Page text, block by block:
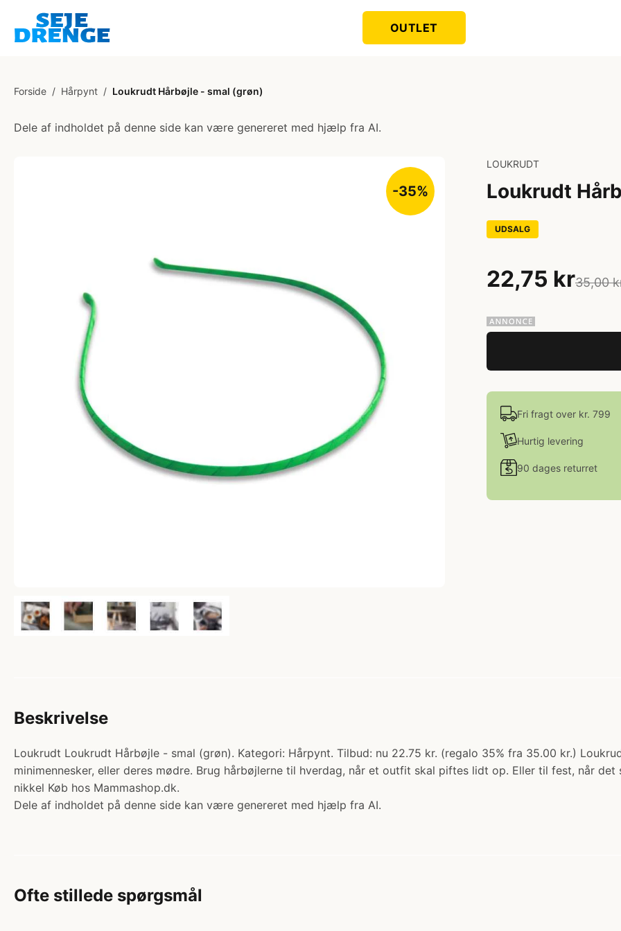
OUTLET
Forside / Hårpynt / Loukrudt Hårbøjle - smal (grøn)
Dele af indholdet på denne side kan være genereret med hjælp fra AI.
-35%
LOUKRUDT
Loukrudt
UDSALG
22,75 kr35,00
Fri fragt over kr. 799
Hurtig levering
90 dages returret
Beskrivelse
Loukrudt Loukrudt Hårbøjle - smal (grøn). Kategori: Hårpynt. Tilbud: nu 22.75 kr. (regalo 35% fra 35.00 kr.)
minimennesker, eller deres mødre. Brug hårbøjlerne til hverdag, når et outfit skal piftes lidt op. Eller til fest, når
nikkel Køb hos Mammashop.dk.
Dele af indholdet på denne side kan være genereret med hjælp fra AI.
Ofte stillede spørgsmål